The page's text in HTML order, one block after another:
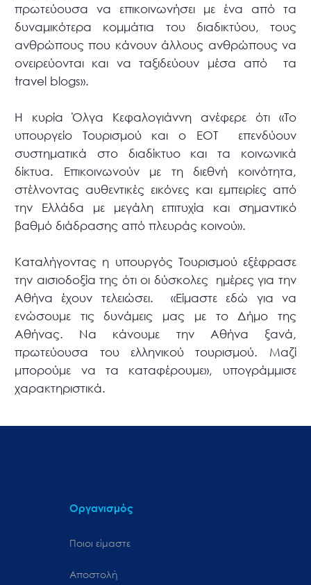
πρωτεύουσα να επικοινωνήσει με ένα από τα
δυναμικότερα κομμάτια του διαδικτύου, τους
ανθρώπους που κάνουν άλλους ανθρώπους να
ονειρεύονται και να ταξιδεύουν μέσα από τα
travel blogs».
Η κυρία Όλγα Κεφαλογιάννη ανέφερε ότι «Το
υπουργείο Τουρισμού και ο ΕΟΤ επενδύουν
συστηματικά στο διαδίκτυο και τα κοινωνικά
δίκτυα. Επικοινωνούν με τη διεθνή κοινότητα,
στέλνοντας αυθεντικές εικόνες και εμπειρίες από
την Ελλάδα με μεγάλη επιτυχία και σημαντικό
βαθμό διάδρασης από πλευράς κοινού».
Καταλήγοντας η υπουργός Τουρισμού εξέφρασε
την αισιοδοξία της ότι οι δύσκολες ημέρες για την
Αθήνα έχουν τελειώσει. «Είμαστε εδώ για να
ενώσουμε τις δυνάμεις μας με το Δήμο της
Αθήνας. Να κάνουμε την Αθήνα ξανά,
πρωτεύουσα του ελληνικού τουρισμού. Μαζί
μπορούμε να τα καταφέρουμε», υπογράμμισε
χαρακτηριστικά.
Οργανισμός
Ποιοι είμαστε
Αποστολή